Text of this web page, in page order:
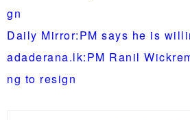
gn
Daily Mirror:PM says he is
adaderana.lk:PM Ranil
ng to resign